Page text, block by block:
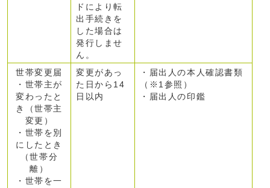
ドにより転
出手続きを
した場合は
発行しませ
ん。
世帯変更届
・世帯主が
変わったと
き（世帯主
変更）
・世帯を別
にしたとき
（世帯分
離）
・世帯を一
変更があっ
た日から14
日以内
・届出人の本人確認書類
（※1参照）
・届出人の印鑑